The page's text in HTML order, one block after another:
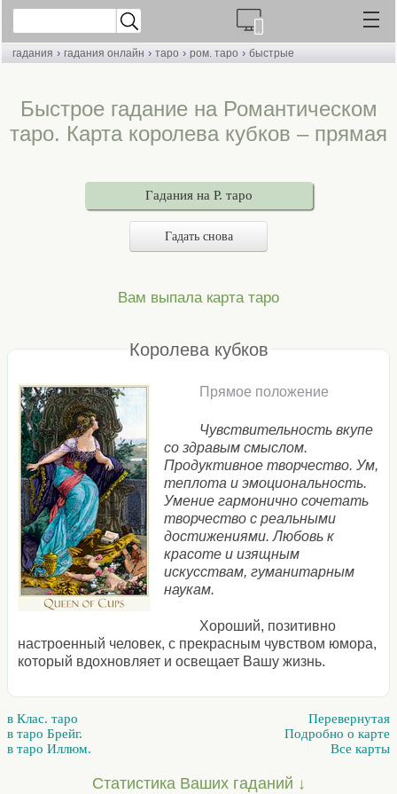
гадания › гадания онлайн › таро › ром. таро › быстрые
Быстрое гадание на Романтическом
таро. Карта королева кубков – прямая
Гадания на Р. таро
Гадать снова
Вам выпала карта таро
Королева кубков
Прямое положение
Чувствительность вкупе
со здравым смыслом.
Продуктивное творчество. Ум,
теплота и эмоциональность.
Умение гармонично сочетать
творчество с реальными
достижениями. Любовь к
красоте и изящным
искусствам, гуманитарным
наукам.
Хороший, позитивно
настроенный человек, с прекрасным чувством юмора,
который вдохновляет и освещает Вашу жизнь.
в Клас. таро
в таро Брейг.
в таро Иллюм.
Перевернутая
Подробно о карте
Все карты
Статистика Ваших гаданий ↓